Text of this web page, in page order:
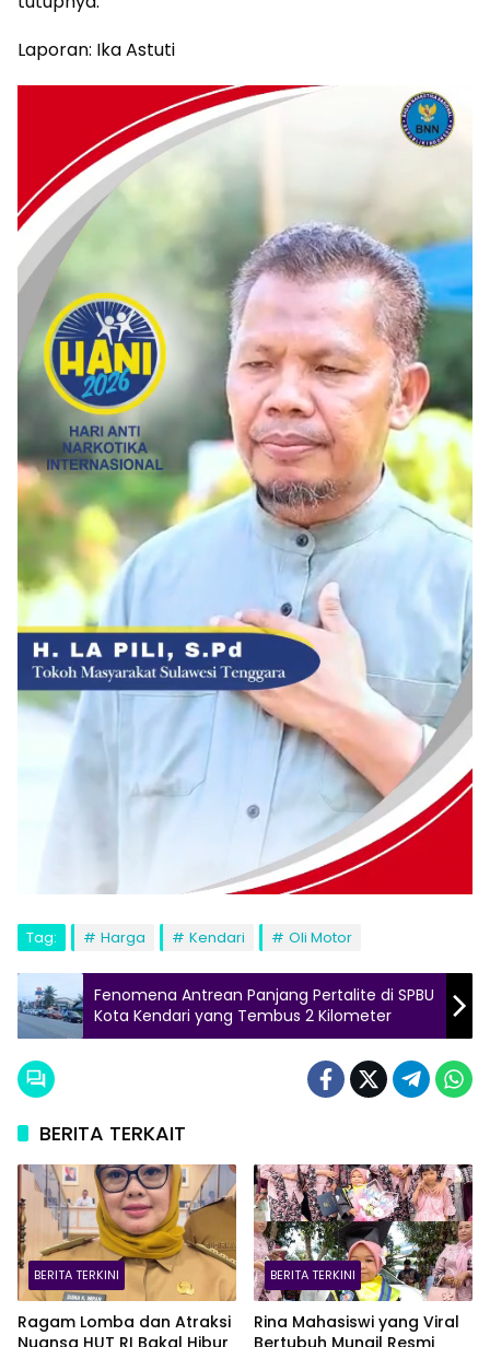
Laporan: Ika Astuti
Tag: Harga Kendari Oli Motor
Fenomena Antrean Panjang Pertalite di SPBU
Kota Kendari yang Tembus 2 Kilometer
BERITA TERKAIT
BERITA TERKINI
Ragam Lomba dan Atraksi
BERITA TERKINI
Rina Mahasiswi yang Viral